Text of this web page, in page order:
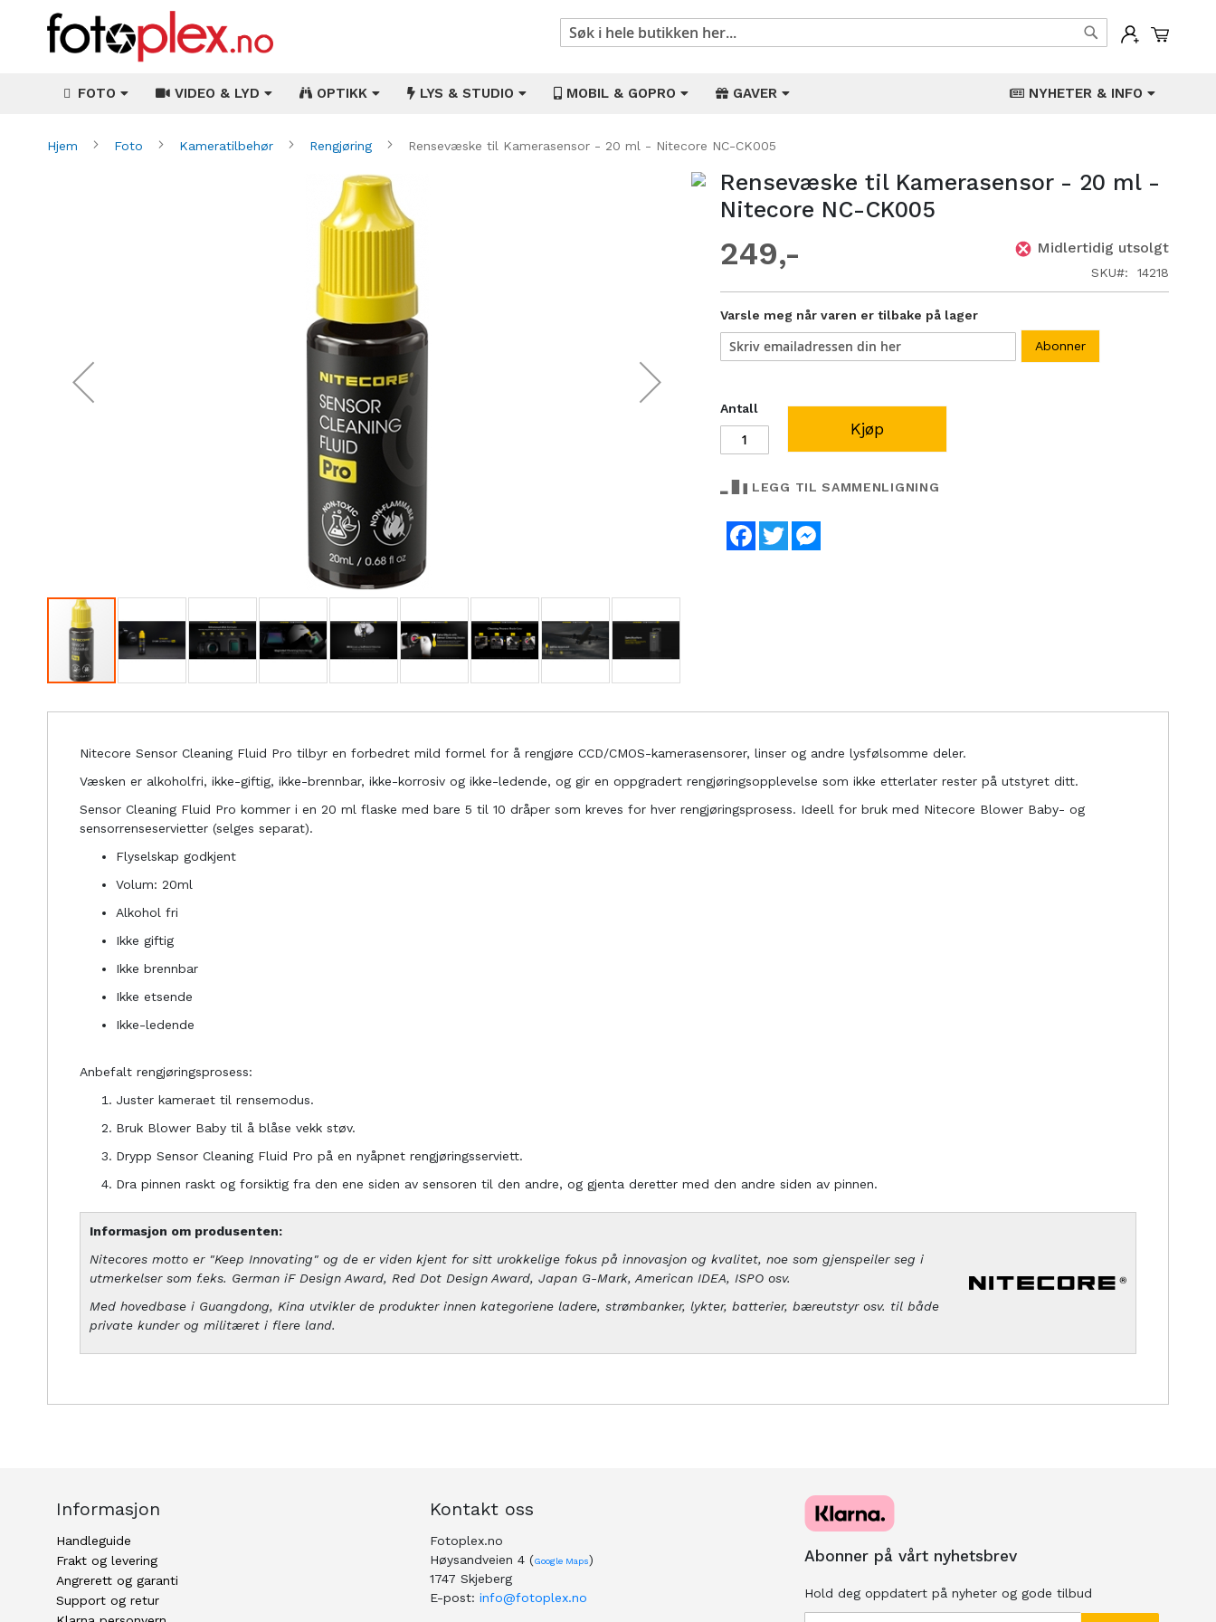
Min
Søk
FOTO VIDEO & LYD OPTIKK LYS & STUDIO MOBIL & GOPRO GAVER NYHETER & INFO
Hjem Foto Kameratilbehør Rengjøring Rensevæske til Kamerasensor - 20 ml - Nitecore NC-CK005
Rensevæske til Kamerasensor - 20 ml -
Nitecore NC-CK005
249 Midlertidig utsolgt
SKU 14218
Varsle meg når varen er tilbake på lager
Abonner
Antall
Kjøp
LEGG TIL SAMMENLIGNING
Facebook
Twitter
Gå
begynnelsen
bildegalleri
Nitecore Sensor Cleaning Fluid Pro tilbyr en forbedret mild formel for å rengjøre CCD/CMOS-kamerasensorer, linser og andre lysfølsomme deler.
Væsken er alkoholfri, ikke-giftig, ikke-brennbar, ikke-korrosiv og ikke-ledende, og gir en oppgradert rengjøringsopplevelse som ikke etterlater rester på utstyret ditt.
Sensor Cleaning Fluid Pro kommer i en 20 ml flaske med bare 5 til 10 dråper som kreves for hver rengjøringsprosess. Ideell for bruk med Nitecore Blower Baby- og
sensorrenseservietter (selges separat).
Flyselskap godkjent
Volum: 20ml
Alkohol fri
Ikke giftig
Ikke brennbar
Ikke etsende
Ikke-ledende
Anbefalt rengjøringsprosess:
Juster kameraet til rensemodus.
Bruk Blower Baby til å blåse vekk støv.
Drypp Sensor Cleaning Fluid Pro på en nyåpnet rengjøringsserviett.
Dra pinnen raskt og forsiktig fra den ene siden av sensoren til den andre, og gjenta deretter med den andre siden av pinnen.
Informasjon om produsenten:
Nitecores motto er "Keep Innovating" og de er viden kjent for sitt urokkelige fokus på innovasjon og kvalitet, noe som gjenspeiler seg i
utmerkelser som f.eks. German iF Design Award, Red Dot Design Award, Japan G-Mark, American IDEA, ISPO osv.
Med hovedbase i Guangdong, Kina utvikler de produkter innen kategoriene ladere, strømbanker, lykter, batterier, bæreutstyr osv. til både
private kunder og militæret i flere land.
Informasjon
Handleguide
Frakt og levering
Angrerett og garanti
Support og retur
Kontakt oss
Fotoplex.no
Høysandveien 4 (Google Maps)
1747 Skjeberg
E-post:info@fotoplex.no
Abonner på vårt nyhetsbrev
Hold deg oppdatert på nyheter og gode tilbud